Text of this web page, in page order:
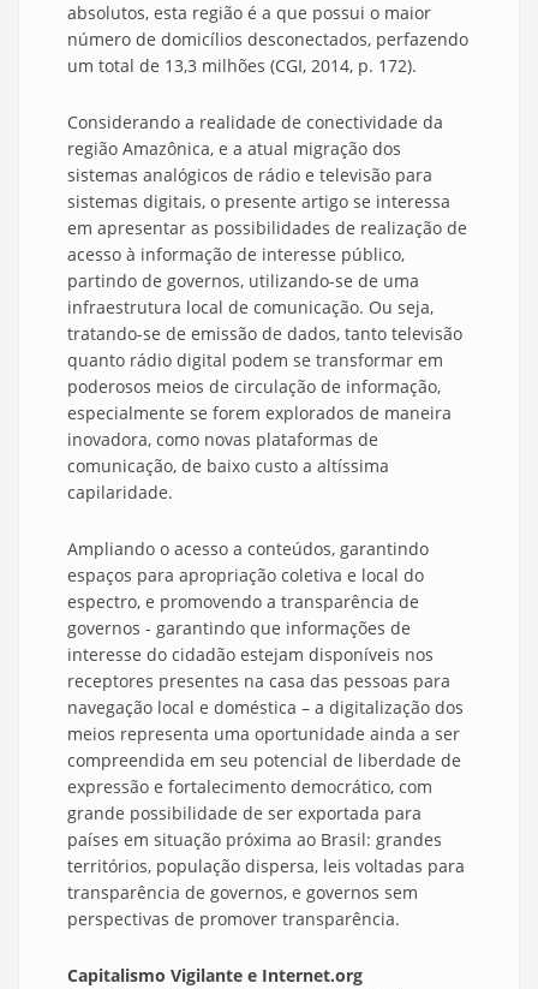
absolutos, esta região é a que possui o maior
número de domicílios desconectados, perfazendo
um total de 13,3 milhões (CGI, 2014, p. 172).
Considerando a realidade de conectividade da
região Amazônica, e a atual migração dos
sistemas analógicos de rádio e televisão para
sistemas digitais, o presente artigo se interessa
em apresentar as possibilidades de realização de
acesso à informação de interesse público,
partindo de governos, utilizando-se de uma
infraestrutura local de comunicação. Ou seja,
tratando-se de emissão de dados, tanto televisão
quanto rádio digital podem se transformar em
poderosos meios de circulação de informação,
especialmente se forem explorados de maneira
inovadora, como novas plataformas de
comunicação, de baixo custo a altíssima
capilaridade.
Ampliando o acesso a conteúdos, garantindo
espaços para apropriação coletiva e local do
espectro, e promovendo a transparência de
governos - garantindo que informações de
interesse do cidadão estejam disponíveis nos
receptores presentes na casa das pessoas para
navegação local e doméstica – a digitalização dos
meios representa uma oportunidade ainda a ser
compreendida em seu potencial de liberdade de
expressão e fortalecimento democrático, com
grande possibilidade de ser exportada para
países em situação próxima ao Brasil: grandes
territórios, população dispersa, leis voltadas para
transparência de governos, e governos sem
perspectivas de promover transparência.
Capitalismo Vigilante e Internet.org